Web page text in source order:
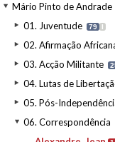
Mário Pinto de Andrade
01. Juventude 79 I
02. Afirmação
03. Acção Militante
04. Lutas de
05. Pós-
06. Correspondência